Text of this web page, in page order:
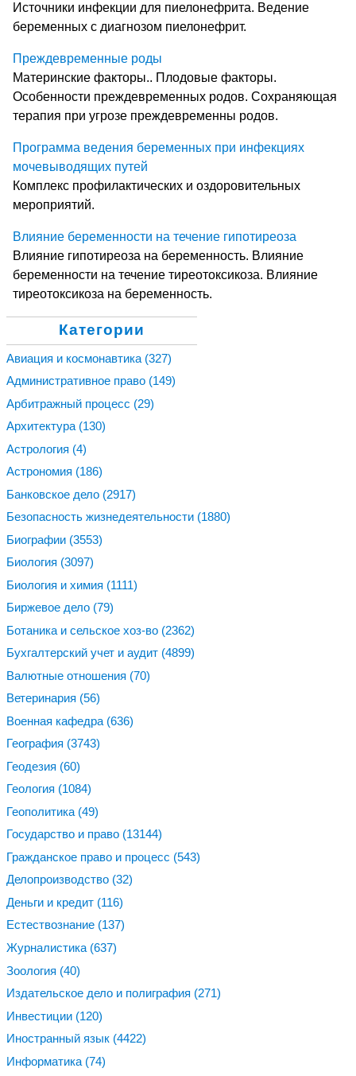
Источники инфекции для пиелонефрита. Ведение
беременных с диагнозом пиелонефрит.
Преждевременные роды
Материнские факторы.. Плодовые факторы.
Особенности преждевременных родов. Сохраняющая
терапия при угрозе преждевременны родов.
Программа ведения беременных при инфекциях
мочевыводящих путей
Комплекс профилактических и оздоровительных
мероприятий.
Влияние беременности на течение гипотиреоза
Влияние гипотиреоза на беременность. Влияние
беременности на течение тиреотоксикоза. Влияние
тиреотоксикоза на беременность.
Категории
Авиация и космонавтика (327)
Административное право (149)
Арбитражный процесс (29)
Архитектура (130)
Астрология (4)
Астрономия (186)
Банковское дело (2917)
Безопасность жизнедеятельности (1880)
Биографии (3553)
Биология (3097)
Биология и химия (1111)
Биржевое дело (79)
Ботаника и сельское хоз-во (2362)
Бухгалтерский учет и аудит (4899)
Валютные отношения (70)
Ветеринария (56)
Военная кафедра (636)
География (3743)
Геодезия (60)
Геология (1084)
Геополитика (49)
Государство и право (13144)
Гражданское право и процесс (543)
Делопроизводство (32)
Деньги и кредит (116)
Естествознание (137)
Журналистика (637)
Зоология (40)
Издательское дело и полиграфия (271)
Инвестиции (120)
Иностранный язык (4422)
Информатика (74)